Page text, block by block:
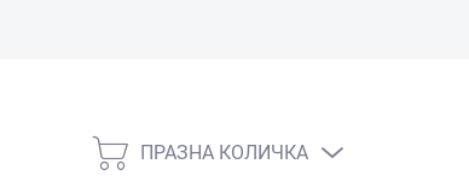
КОЛИЧКА
ПРАЗНА КОЛИЧКА